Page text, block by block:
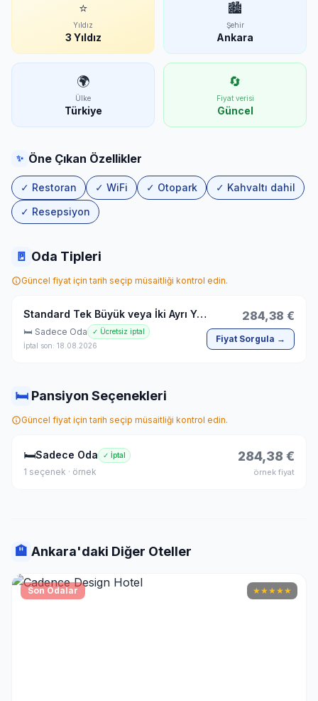
⭐
Yıldız
3 Yıldız
🏙
Şehir
Ankara
🌍
Ülke
Türkiye
🔄
Fiyat verisi
Güncel
✨ Öne Çıkan Özellikler
✓ Restoran ✓ WiFi ✓ Otopark
✓ Kahvaltı dahil
✓ Resepsiyon
🚪 Oda Tipleri
Güncel fiyat için tarih seçip müsaitliği kontrol edin.
Standard Tek Büyük veya İki Ayrı Yataklı Oda
🛏 Sadece Oda
✓ Ücretsiz iptal
İptal son: 18.08.2026
284,38 €
Fiyat Sorgula →
🛏 Pansiyon Seçenekleri
Güncel fiyat için tarih seçip müsaitliği kontrol edin.
🛏Sadece Oda ✓ İptal
1 seçenek · örnek
284,38 €
örnek fiyat
🏨 Ankara'daki Diğer Oteller
Son Odalar ★★★★★